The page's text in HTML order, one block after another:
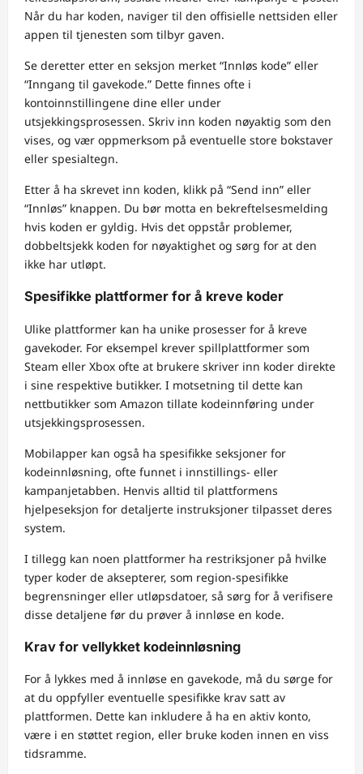
Når du har koden, naviger til den offisielle nettsiden eller
appen til tjenesten som tilbyr gaven.
Se deretter etter en seksjon merket “Innløs kode” eller
“Inngang til gavekode.” Dette finnes ofte i
kontoinnstillingene dine eller under
utsjekkingsprosessen. Skriv inn koden nøyaktig som den
vises, og vær oppmerksom på eventuelle store bokstaver
eller spesialtegn.
Etter å ha skrevet inn koden, klikk på “Send inn” eller
“Innløs” knappen. Du bør motta en bekreftelsesmelding
hvis koden er gyldig. Hvis det oppstår problemer,
dobbeltsjekk koden for nøyaktighet og sørg for at den
ikke har utløpt.
Spesifikke plattformer for å kreve koder
Ulike plattformer kan ha unike prosesser for å kreve
gavekoder. For eksempel krever spillplattformer som
Steam eller Xbox ofte at brukere skriver inn koder direkte
i sine respektive butikker. I motsetning til dette kan
nettbutikker som Amazon tillate kodeinnføring under
utsjekkingsprosessen.
Mobilapper kan også ha spesifikke seksjoner for
kodeinnløsning, ofte funnet i innstillings- eller
kampanjetabben. Henvis alltid til plattformens
hjelpeseksjon for detaljerte instruksjoner tilpasset deres
system.
I tillegg kan noen plattformer ha restriksjoner på hvilke
typer koder de aksepterer, som region-spesifikke
begrensninger eller utløpsdatoer, så sørg for å verifisere
disse detaljene før du prøver å innløse en kode.
Krav for vellykket kodeinnløsning
For å lykkes med å innløse en gavekode, må du sørge for
at du oppfyller eventuelle spesifikke krav satt av
plattformen. Dette kan inkludere å ha en aktiv konto,
være i en støttet region, eller bruke koden innen en viss
tidsramme.